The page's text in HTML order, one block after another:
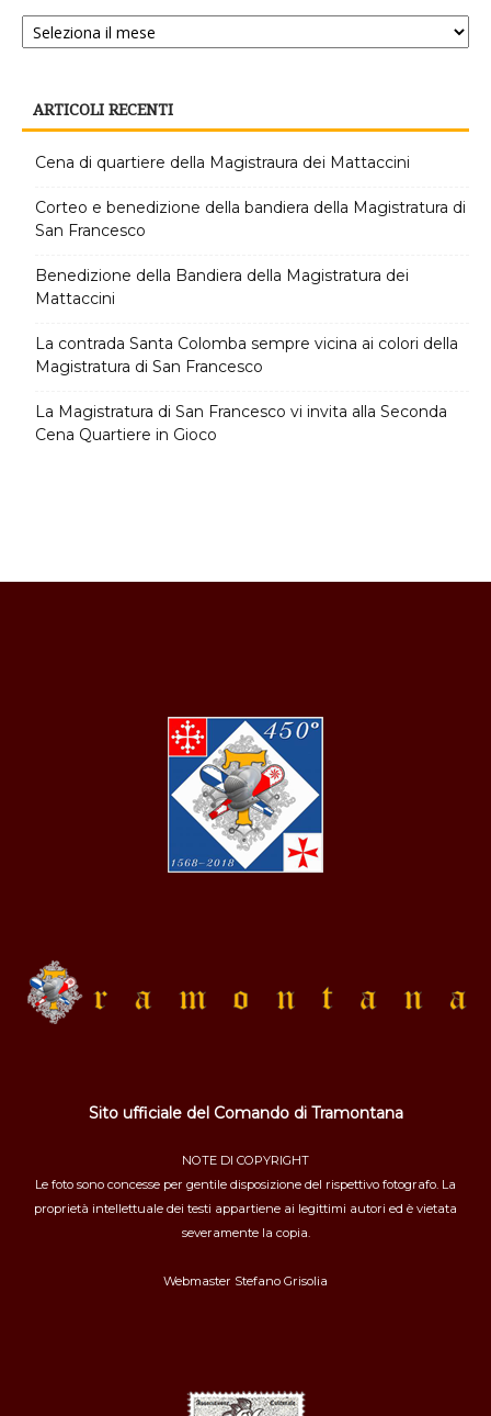
Archivi
notizie
ARTICOLI RECENTI
Cena di quartiere della Magistraura dei Mattaccini
Corteo e benedizione della bandiera della Magistratura di
San Francesco
Benedizione della Bandiera della Magistratura dei
Mattaccini
La contrada Santa Colomba sempre vicina ai colori della
Magistratura di San Francesco
La Magistratura di San Francesco vi invita alla Seconda
Cena Quartiere in Gioco
Sito ufficiale del Comando di Tramontana
NOTE DI COPYRIGHT
Le foto sono concesse per gentile disposizione del rispettivo fotografo. La
proprietà intellettuale dei testi appartiene ai legittimi autori ed è vietata
severamente la copia.
Webmaster Stefano Grisolia